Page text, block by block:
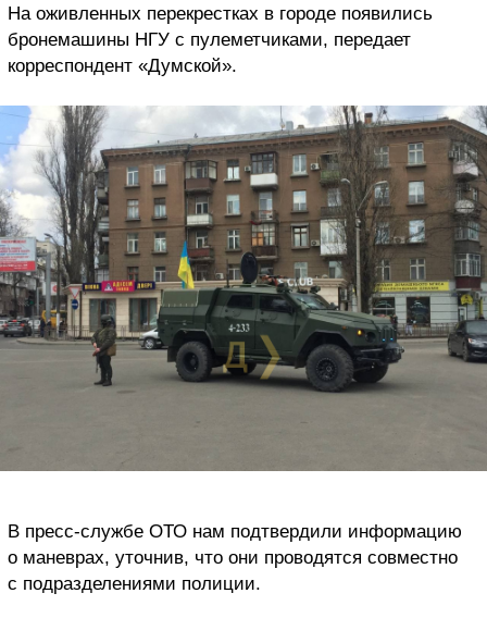
На оживленных перекрестках в городе появились
бронемашины НГУ с пулеметчиками, передает
корреспондент «Думской».
В пресс-службе ОТО нам подтвердили информацию
о маневрах, уточнив, что они проводятся совместно
с подразделениями полиции.